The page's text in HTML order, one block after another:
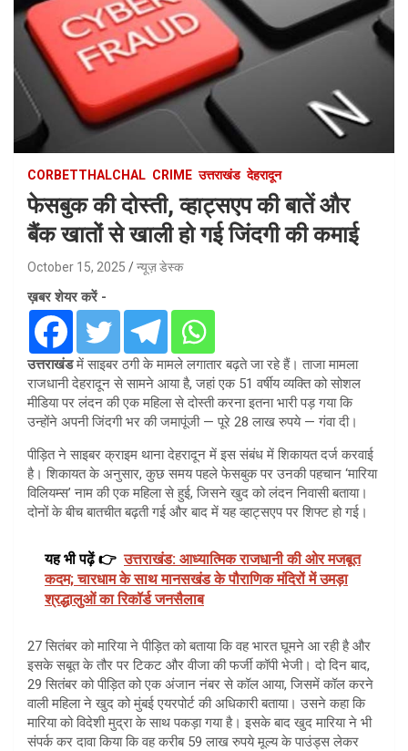
CORBETTHALCHAL CRIME उत्तराखंड देहरादून
फेसबुक की दोस्ती, व्हाट्सएप की बातें और
बैंक खातों से खाली हो गई जिंदगी की कमाई
October 15, 2025 न्यूज़ डेस्क
ख़बर शेयर करें -
उत्तराखंडमें साइबर ठगी के मामले लगातार बढ़ते जा रहे हैं। ताजा मामला
राजधानी देहरादून से सामने आया है, जहां एक 51 वर्षीय व्यक्ति को सोशल
मीडिया पर लंदन की एक महिला से दोस्ती करना इतना भारी पड़ गया कि
उन्होंने अपनी जिंदगी भर की जमापूंजी — पूरे 28 लाख रुपये — गंवा दी।
पीड़ित ने साइबर क्राइम थाना देहरादून में इस संबंध में शिकायत दर्ज करवाई
है। शिकायत के अनुसार, कुछ समय पहले फेसबुक पर उनकी पहचान ‘मारिया
विलियम्स’ नाम की एक महिला से हुई, जिसने खुद को लंदन निवासी बताया।
दोनों के बीच बातचीत बढ़ती गई और बाद में यह व्हाट्सएप पर शिफ्ट हो गई।
यह भी पढ़ें 👉 उत्तराखंड: आध्यात्मिक राजधानी की ओर मजबूत
कदम; चारधाम के साथ मानसखंड के पौराणिक मंदिरों में उमड़ा
श्रद्धालुओं का रिकॉर्ड जनसैलाब
27 सितंबर को मारिया ने पीड़ित को बताया कि वह भारत घूमने आ रही है और
इसके सबूत के तौर पर टिकट और वीजा की फर्जी कॉपी भेजी। दो दिन बाद,
29 सितंबर को पीड़ित को एक अंजान नंबर से कॉल आया, जिसमें कॉल करने
वाली महिला ने खुद को मुंबई एयरपोर्ट की अधिकारी बताया। उसने कहा कि
मारिया को विदेशी मुद्रा के साथ पकड़ा गया है। इसके बाद खुद मारिया ने भी
संपर्क कर दावा किया कि वह करीब 59 लाख रुपये मूल्य के पाउंड्स लेकर